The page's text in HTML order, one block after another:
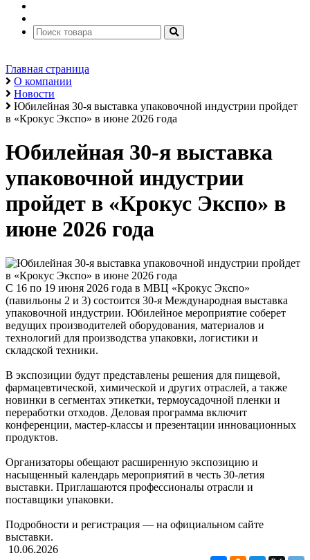
Главная страница
О компании
Новости
Юбилейная 30-я выставка упаковочной индустрии пройдет
в «Крокус Экспо» в июне 2026 года
Юбилейная 30-я выставка
упаковочной индустрии
пройдет в «Крокус Экспо» в
июне 2026 года
С 16 по 19 июня 2026 года в МВЦ «Крокус Экспо»
(павильоны 2 и 3) состоится 30-я Международная выставка
упаковочной индустрии. Юбилейное мероприятие соберет
ведущих производителей оборудования, материалов и
технологий для производства упаковки, логистики и
складской техники.
В экспозиции будут представлены решения для пищевой,
фармацевтической, химической и других отраслей, а также
новинки в сегментах этикетки, термоусадочной пленки и
переработки отходов. Деловая программа включит
конференции, мастер-классы и презентации инновационных
продуктов.
Организаторы обещают расширенную экспозицию и
насыщенный календарь мероприятий в честь 30-летия
выставки. Приглашаются профессионалы отрасли и
поставщики упаковки.
Подробности и регистрация — на официальном сайте
выставки.
10.06.2026